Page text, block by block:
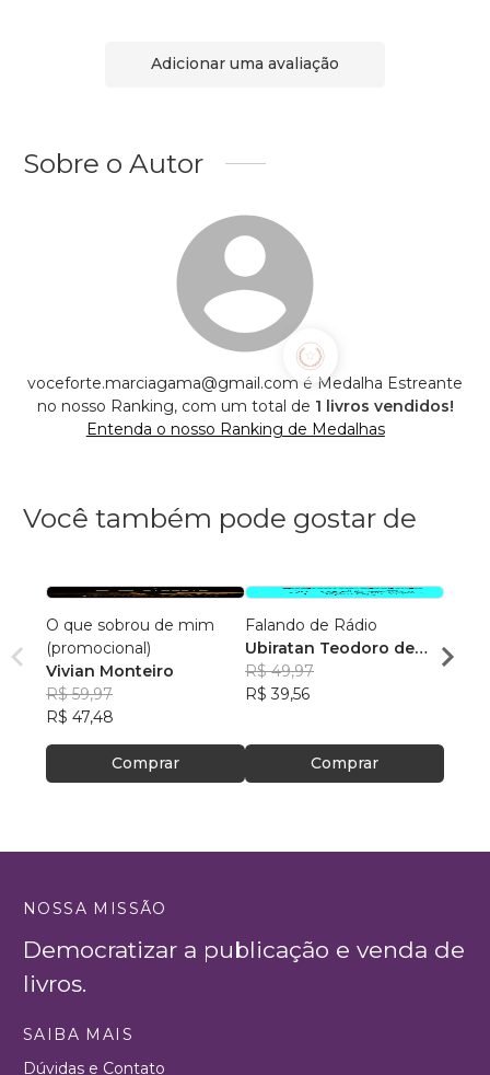
Adicionar uma avaliação
Sobre o Autor
voceforte.marciagama@gmail.com é Medalha Estreante
no nosso Ranking, com um total de 1 livros vendidos!
Entenda o nosso Ranking de Medalhas
Você também pode gostar de
O que sobrou de mim
(promocional)
Vivian Monteiro
R$ 59,97
R$ 47,48
Comprar
Falando de Rádio
Ubiratan Teodoro de
Souza
R$ 49,97
R$ 39,56
Comprar
Há
NOSSA MISSÃO
Democratizar a publicação e venda de
livros.
SAIBA MAIS
Dúvidas e Contato